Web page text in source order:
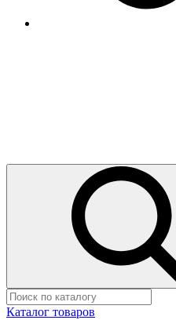
Каталог товаров